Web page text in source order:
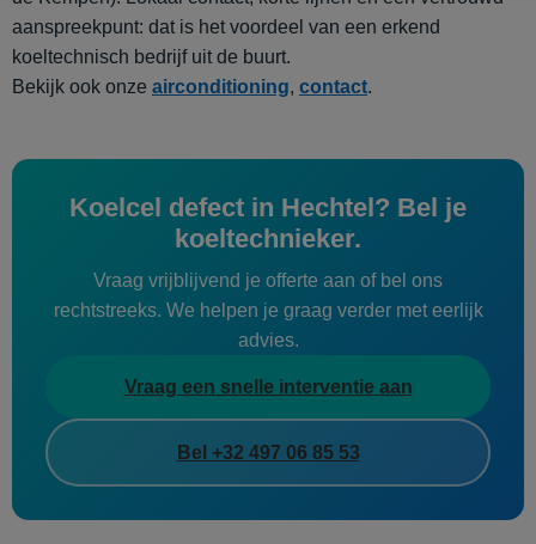
aanspreekpunt: dat is het voordeel van een erkend
koeltechnisch bedrijf uit de buurt.
Bekijk ook onze airconditioning, contact.
Koelcel defect in Hechtel? Bel je
koeltechnieker.
Vraag vrijblijvend je offerte aan of bel ons
rechtstreeks. We helpen je graag verder met eerlijk
advies.
Vraag een snelle interventie aan
Bel +32 497 06 85 53